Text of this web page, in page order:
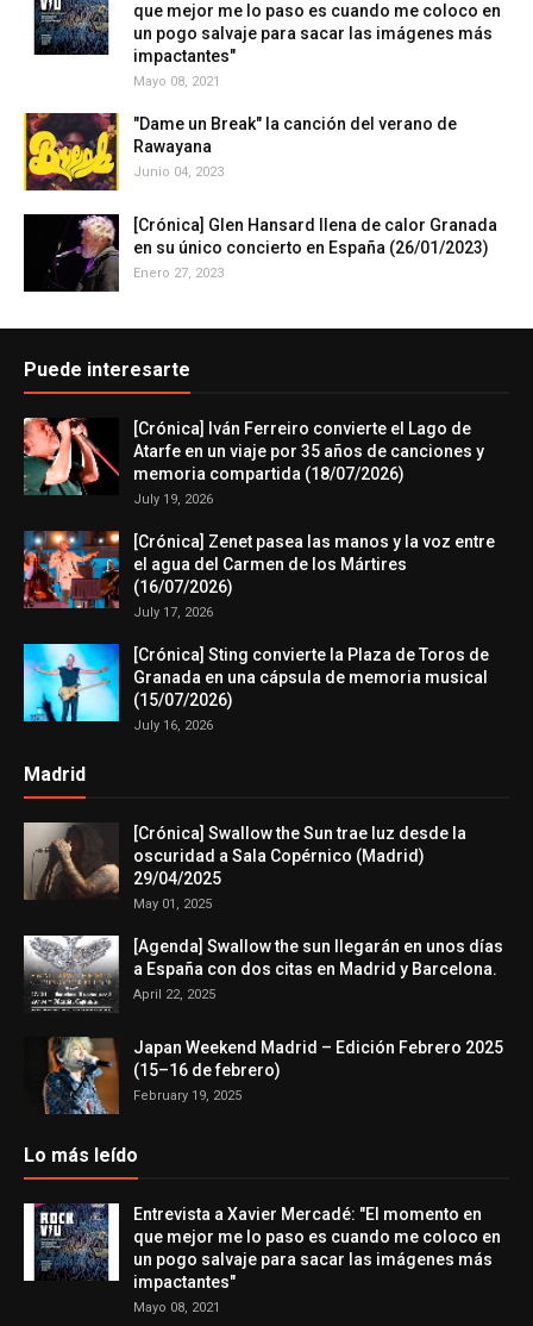
que mejor me lo paso es cuando me coloco en
un pogo salvaje para sacar las imágenes más
impactantes"
Mayo 08, 2021
"Dame un Break" la canción del verano de
Rawayana
Junio 04, 2023
[Crónica] Glen Hansard llena de calor Granada
en su único concierto en España (26/01/2023)
Enero 27, 2023
Puede interesarte
[Crónica] Iván Ferreiro convierte el Lago de
Atarfe en un viaje por 35 años de canciones y
memoria compartida (18/07/2026)
July 19, 2026
[Crónica] Zenet pasea las manos y la voz entre
el agua del Carmen de los Mártires
(16/07/2026)
July 17, 2026
[Crónica] Sting convierte la Plaza de Toros de
Granada en una cápsula de memoria musical
(15/07/2026)
July 16, 2026
Madrid
[Crónica] Swallow the Sun trae luz desde la
oscuridad a Sala Copérnico (Madrid)
29/04/2025
May 01, 2025
[Agenda] Swallow the sun llegarán en unos días
a España con dos citas en Madrid y Barcelona.
April 22, 2025
Japan Weekend Madrid – Edición Febrero 2025
(15–16 de febrero)
February 19, 2025
Lo más leído
Entrevista a Xavier Mercadé: "El momento en
que mejor me lo paso es cuando me coloco en
un pogo salvaje para sacar las imágenes más
impactantes"
Mayo 08, 2021